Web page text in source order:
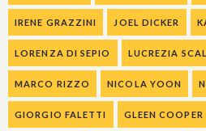
IRENE GRAZZINI JOEL DICKER
LORENZA DI SEPIO LUCREZIA
MARCO RIZZO NICOLA YOON
GIORGIO FALETTI GLEEN COOPER